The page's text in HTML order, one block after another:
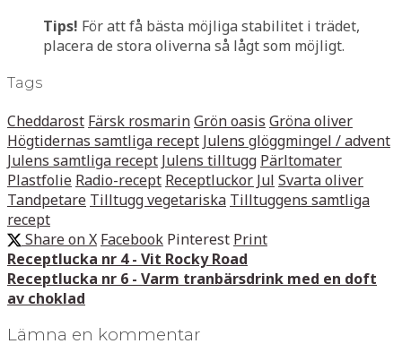
Tips! För att få bästa möjliga stabilitet i trädet,
placera de stora oliverna så lågt som möjligt.
Tags
Cheddarost Färsk rosmarinGrön oasis Gröna oliver
Högtidernas samtliga recept Julens glöggmingel / advent
Julens samtliga recept Julens tilltugg Pärltomater
Plastfolie Radio-recept Receptluckor Jul Svarta oliver
Tandpetare Tilltugg vegetariska Tilltuggens samtliga
recept
Share on X Facebook Pinterest Print
Receptlucka nr 4 - Vit Rocky Road
Receptlucka nr 6 - Varm tranbärsdrink med en doft
av choklad
Lämna en kommentar